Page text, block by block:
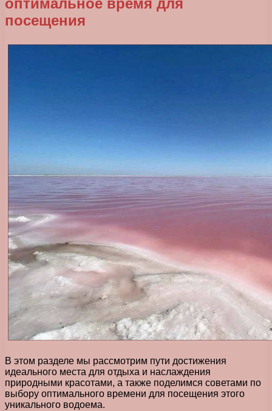
оптимальное время для
посещения
В этом разделе мы рассмотрим пути достижения
идеального места для отдыха и наслаждения
природными красотами, а также поделимся советами по
выбору оптимального времени для посещения этого
уникального водоема.